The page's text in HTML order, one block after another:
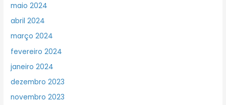
maio 2024
abril 2024
março 2024
fevereiro 2024
janeiro 2024
dezembro 2023
novembro 2023